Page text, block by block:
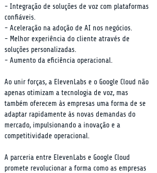
- Integração de soluções de voz com plataformas
confiáveis.
- Aceleração na adoção de AI nos negócios.
- Melhor experiência do cliente através de
soluções personalizadas.
- Aumento da eficiência operacional.
Ao unir forças, a ElevenLabs e o Google Cloud não
apenas otimizam a tecnologia de voz, mas
também oferecem às empresas uma forma de se
adaptar rapidamente às novas demandas do
mercado, impulsionando a inovação e a
competitividade operacional.
A parceria entre ElevenLabs e Google Cloud
promete revolucionar a forma como as empresas